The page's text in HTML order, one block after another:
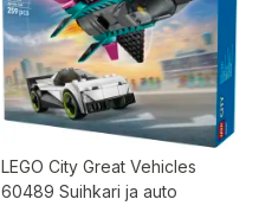
LEGO City Great Vehicles
60489 Suihkari ja auto